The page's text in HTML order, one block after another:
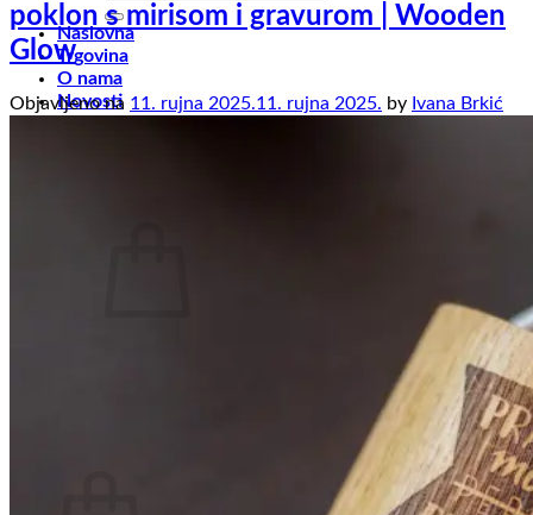
Naslovna
Trgovina
O nama
Novosti
poklon s mirisom i gravurom | Wooden
Glow
Objavljeno na 11. rujna 2025.11. rujna 2025. by Ivana Brkić